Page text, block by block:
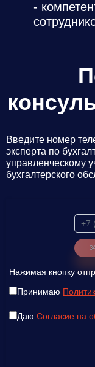
-
Введите номер
эксперта по
управленческому
бухгалтерского
Нажимая кнопку
Принимаю
Даю Согласие на
ДаюСогласие